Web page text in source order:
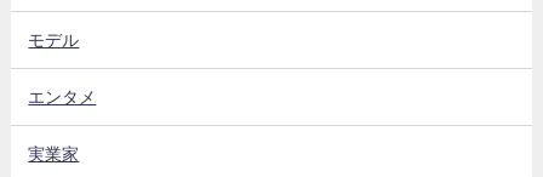
モデル
エンタメ
実業家